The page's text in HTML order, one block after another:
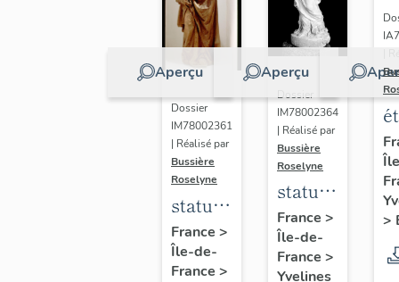
Aperçu
Dossier
IM78002361
| Réalisé par
Bussière
Roselyne
statue :
Vierge
à
France >
Île-de-
France >
Aperçu
Dossier
IM78002364
| Réalisé par
Bussière
Roselyne
statue :
Vierge
à
l'Enfant
France >
Île-de-
France >
Yvelines
>